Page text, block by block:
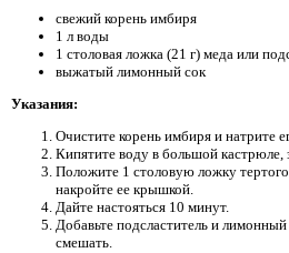
свежий корень имбиря
1 л воды
1 столовая ложка (21 г) меда или
выжатый лимонный сок
Указания:
Очистите корень имбиря и натрите
Кипятите воду в большой кастрюле,
Положите 1 столовую ложку
накройте ее крышкой.
Дайте настояться 10 минут.
Добавьте подсластитель и
смешать.